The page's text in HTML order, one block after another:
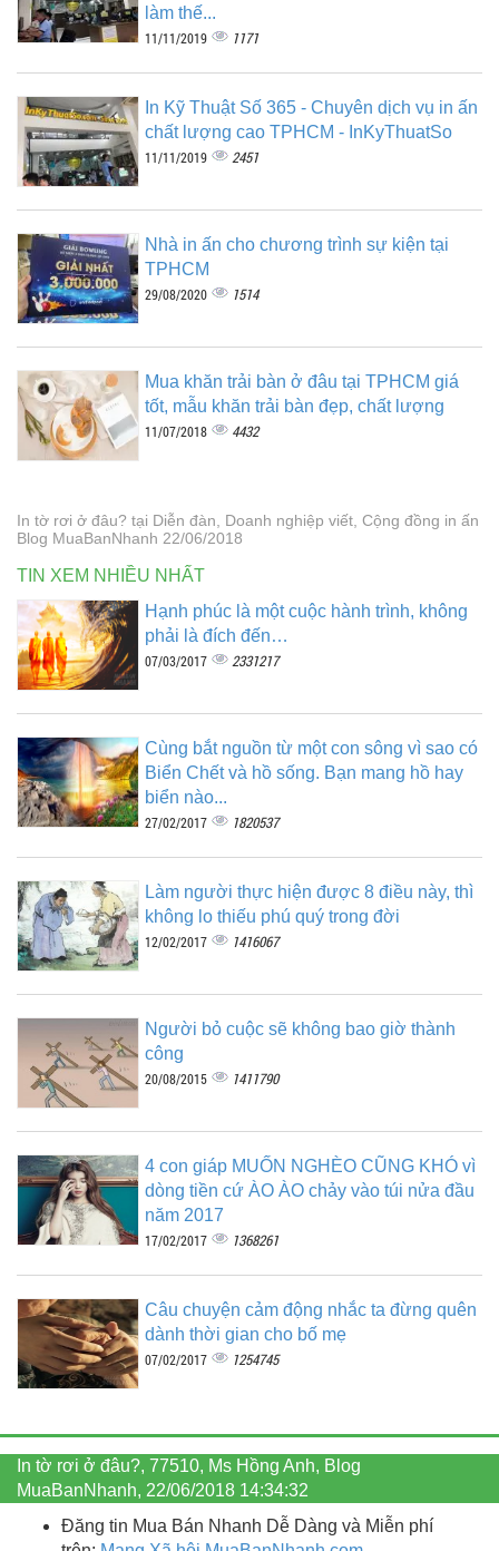
làm thế...
11/11/2019 1171
In Kỹ Thuật Số 365 - Chuyên dịch vụ in ấn
chất lượng cao TPHCM - InKyThuatSo
11/11/2019 2451
Nhà in ấn cho chương trình sự kiện tại
TPHCM
29/08/2020 1514
Mua khăn trải bàn ở đâu tại TPHCM giá
tốt, mẫu khăn trải bàn đẹp, chất lượng
11/07/2018 4432
In tờ rơi ở đâu? tại Diễn đàn, Doanh nghiệp viết, Cộng đồng in ấn
Blog MuaBanNhanh 22/06/2018
TIN XEM NHIỀU NHẤT
Hạnh phúc là một cuộc hành trình, không
phải là đích đến…
07/03/2017 2331217
Cùng bắt nguồn từ một con sông vì sao có
Biển Chết và hồ sống. Bạn mang hồ hay
biển nào...
27/02/2017 1820537
Làm người thực hiện được 8 điều này, thì
không lo thiếu phú quý trong đời
12/02/2017 1416067
Người bỏ cuộc sẽ không bao giờ thành
công
20/08/2015 1411790
4 con giáp MUỐN NGHÈO CŨNG KHÓ vì
dòng tiền cứ ÀO ÀO chảy vào túi nửa đầu
năm 2017
17/02/2017 1368261
Câu chuyện cảm động nhắc ta đừng quên
dành thời gian cho bố mẹ
07/02/2017 1254745
In tờ rơi ở đâu?, 77510, Ms Hồng Anh, Blog
MuaBanNhanh, 22/06/2018 14:34:32
Đăng tin Mua Bán Nhanh Dễ Dàng và Miễn phí